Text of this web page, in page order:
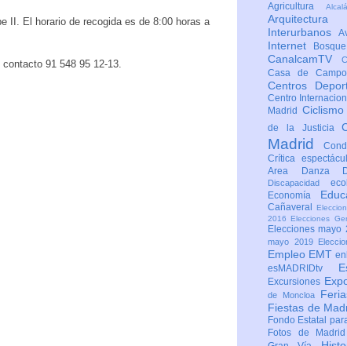
II. El horario de recogida es de 8:00 horas a
91 548 95 12-13.
Agricultura
Interurbanos
Internet
CanalcamTV
Casa de
Centros
Centro
Madrid
de la Justicia
Madrid
Crítica
Area
Danza
Discapacidad
Economía
Cañaveral
2016 Elecciones
Elecciones mayo
mayo 2019
Empleo EMT
esMADRIDtv
Excursiones
de Moncloa
Fiestas de
Fondo Estatal
Fotos de Madrid